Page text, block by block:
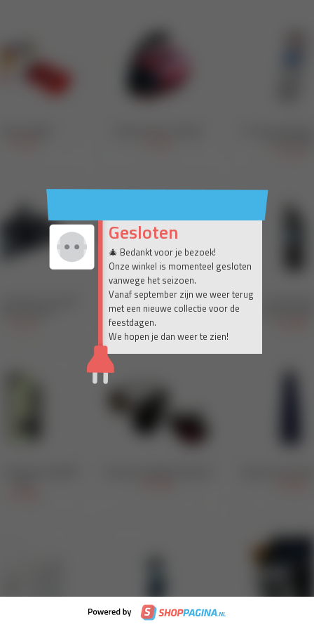
Gesloten
🎄 Bedankt voor je bezoek!
Onze winkel is momenteel gesloten
vanwege het seizoen.
Vanaf september zijn we weer terug
met een nieuwe collectie voor de
feestdagen.
We hopen je dan weer te zien!